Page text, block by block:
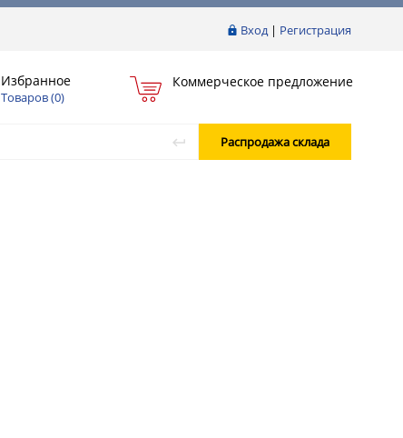
Вход| Регистрация
Избранное
Товаров (0)
Коммерческое предложение
Распродажа склада